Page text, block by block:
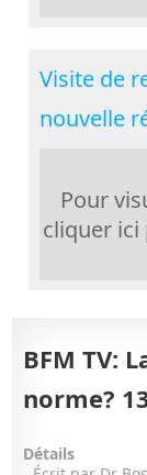
Visite de
nouvelle
Pour
cliquer ici
BFM TV:
norme?
Détails